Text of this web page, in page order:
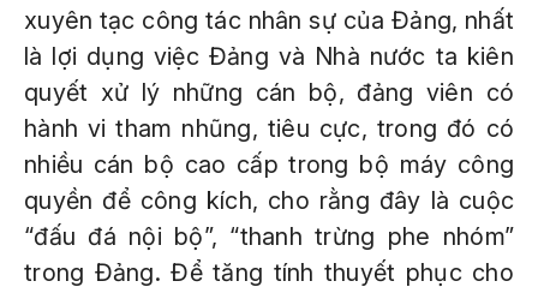
xuyên tạc công tác nhân sự của Đảng, nhất
là lợi dụng việc Đảng và Nhà nước ta kiên
quyết xử lý những cán bộ, đảng viên có
hành vi tham nhũng, tiêu cực, trong đó có
nhiều cán bộ cao cấp trong bộ máy công
quyền để công kích, cho rằng đây là cuộc
“đấu đá nội bộ”, “thanh trừng phe nhóm”
trong Đảng. Để tăng tính thuyết phục cho